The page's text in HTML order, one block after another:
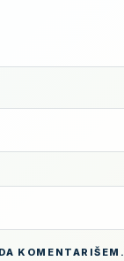
KOMENTARIŠEM.